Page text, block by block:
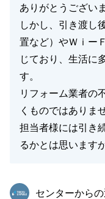
ありがとうござい
しかし、引き渡し
置など）やＷｉー
じており、生活に
す。
リフォーム業者の
くものではありま
担当者様には引き
るかとは思います
東急リバブル
センターから